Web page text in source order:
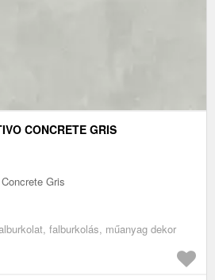
CONCRETE GRIS
Gris
falburkolás, műanyag dekor